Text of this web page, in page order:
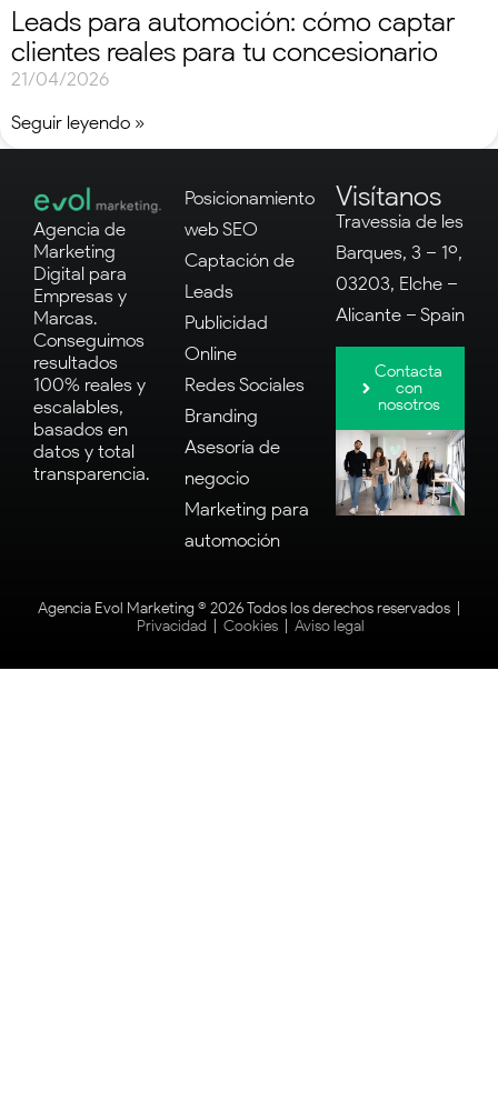
Leads para automoción: cómo captar
clientes reales para tu concesionario
21/04/2026
Seguir leyendo »
Agencia de
Marketing
Digital para
Empresas y
Marcas.
Conseguimos
resultados
100% reales y
escalables,
basados en
datos y total
transparencia.
Posicionamiento
web SEO
Captación de
Leads
Publicidad
Online
Redes Sociales
Branding
Asesoría de
negocio
Marketing para
automoción
Visítanos
Travessia de les
Barques, 3 – 1º,
03203, Elche –
Alicante – Spain
Contacta
con
nosotros
Agencia Evol Marketing ® 2026 Todos los derechos reservados |
Privacidad
Cookies Aviso legal